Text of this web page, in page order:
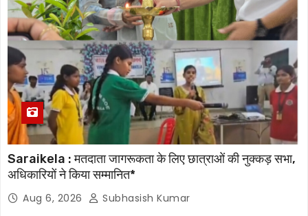
Saraikela : मतदाता जागरूकता के लिए छात्राओं की नुक्कड़ सभा,
अधिकारियों ने किया सम्मानित*
Aug 6, 2026 Subhasish Kumar